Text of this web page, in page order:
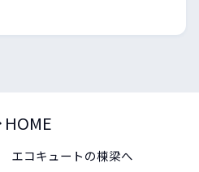
HOME
エコキュートの棟梁へ